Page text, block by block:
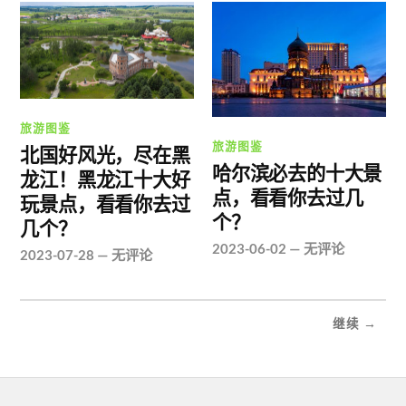
旅游图鉴
北国好风光，尽在黑
龙江！黑龙江十大好
玩景点，看看你去过
几个？
2023-07-28 —无评论
旅游图鉴
哈尔滨必去的十大景
点，看看你去过几
个？
2023-06-02 —无评论
继续 →